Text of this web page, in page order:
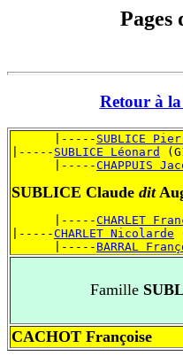
Pages
Retour à
      |-----
SUBLICE
|----- SUBLICE Léonard
      |-----
CHAPPUIS
SUBLICE Claude dit
      |-----
CHARLET
|-----CHARLET Nicolarde
      |-----
BARRAL
Famille
CACHOT Françoise